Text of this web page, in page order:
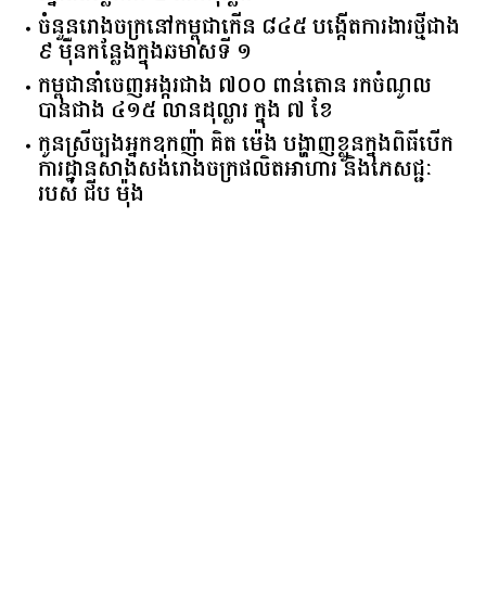
ចំនួន​រោងចក្រ​នៅ​កម្ពុជា​កើន​ ​៨៤៥​ ​បង្កើត​ការងារ​ថ្មី​ជាង​
​៩​ ​ម៉ឺន​កន្លែង​ក្នុង​ឆមាស​ទី ​១​
កម្ពុជានាំចេញអង្ករជាង ៧០០ ពាន់តោន រកចំណូល
បានជាង ៤១៥ លានដុល្លារ ក្នុង ៧ ខែ
កូនស្រីច្បងអ្នកឧកញ៉ា គិត ម៉េង បង្ហាញខ្លួនក្នុងពិធីបើក
ការដ្ឋានសាងសង់រោងចក្រផលិតអាហារ និងភេសជ្ជៈ
របស់ ជីប ម៉ុង